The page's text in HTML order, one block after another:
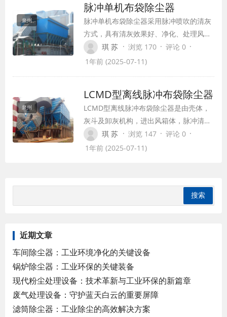
工行业的含尘气体的净化与物料的回收。
泉州
脉冲单机布袋除尘器
脉冲单机布袋除尘器采用脉冲喷吹的清灰
方式，具有清灰效果好、净化、处理风量
大、滤袋寿命长、维修工作量小、运行的
优点。单机脉冲布袋除尘器是一种自动清
械、化工、粮食加工等工矿企业广泛使
用。
琪 苏 · 浏览 170 · 评论 0 ·
1年前 (2025-07-11)
泉州
LCMD型离线脉冲布袋除尘器
LCMD型离线脉冲布袋除尘器是由壳体，
灰斗及卸灰机构，进出风箱体，脉冲清灰
装置，压缩空气管路和其减压装置，走梯
平台和栏杆这几部分构成，我们公司生产
琪 苏 · 浏览 147 · 评论 0 ·
1年前 (2025-07-11)
近期文章
车间除尘器：工业环境净化的关键设备
锅炉除尘器：工业环保的关键装备
现代粉尘处理设备：技术革新与工业环保的新篇章
废气处理设备：守护蓝天白云的重要屏障
滤筒除尘器：工业除尘的高效解决方案